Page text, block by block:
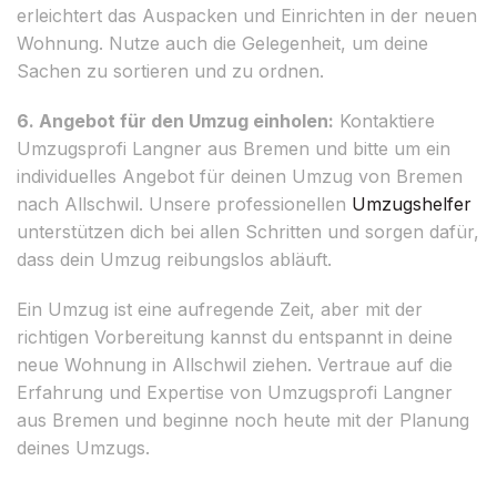
erleichtert das Auspacken und Einrichten in der neuen
Wohnung. Nutze auch die Gelegenheit, um deine
Sachen zu sortieren und zu ordnen.
6. Angebot für den Umzug einholen: Kontaktiere
Umzugsprofi Langner aus Bremen und bitte um ein
individuelles Angebot für deinen Umzug von Bremen
nach Allschwil. Unsere professionellen Umzugshelfer
unterstützen dich bei allen Schritten und sorgen dafür,
dass dein Umzug reibungslos abläuft.
Ein Umzug ist eine aufregende Zeit, aber mit der
richtigen Vorbereitung kannst du entspannt in deine
neue Wohnung in Allschwil ziehen. Vertraue auf die
Erfahrung und Expertise von Umzugsprofi Langner
aus Bremen und beginne noch heute mit der Planung
deines Umzugs.